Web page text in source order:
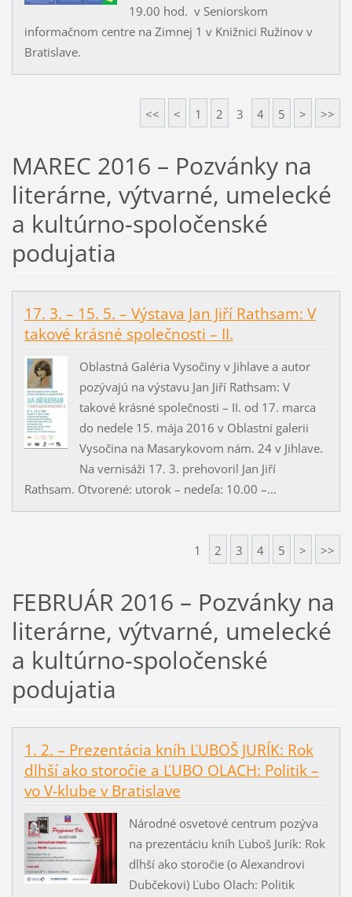
19.00 hod. v Seniorskom
informačnom centre na Zimnej 1 v Knižnici Ružinov v
Bratislave.
<< < 1 2 3 4 5 > >>
MAREC 2016 – Pozvánky na
literárne, výtvarné, umelecké
a kultúrno-spoločenské
podujatia
17. 3. – 15. 5. – Výstava Jan Jiří Rathsam: V
takové krásné společnosti – II.
Oblastná Galéria Vysočiny v Jihlave a autor
pozývajú na výstavu Jan Jiří Rathsam: V
takové krásné společnosti – II. od 17. marca
do nedele 15. mája 2016 v Oblastní galerii
Vysočina na Masarykovom nám. 24 v Jihlave.
Na vernisáži 17. 3. prehovoril Jan Jiří
Rathsam. Otvorené: utorok – nedeľa: 10.00 –...
1 2 3 4 5 > >>
FEBRUÁR 2016 – Pozvánky na
literárne, výtvarné, umelecké
a kultúrno-spoločenské
podujatia
1. 2. – Prezentácia kníh ĽUBOŠ JURÍK: Rok
dlhší ako storočie a ĽUBO OLACH: Politik –
vo V-klube v Bratislave
Národné osvetové centrum pozýva
na prezentáciu kníh Ľuboš Jurík: Rok
dlhší ako storočie (o Alexandrovi
Dubčekovi) Ľubo Olach: Politik